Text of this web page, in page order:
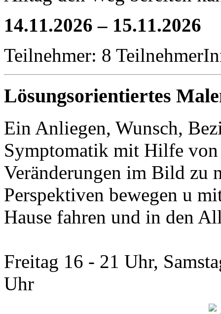
14.11.2026 – 15.11.2026
Teilnehmer: 8
Lösungsorientiertes
Ein Anliegen, Wunsch,
Symptomatik mit Hilfe
Veränderungen im Bild zu
Perspektiven bewegen u
Hause fahren und in den
Freitag 16 - 21 Uhr,
Uhr